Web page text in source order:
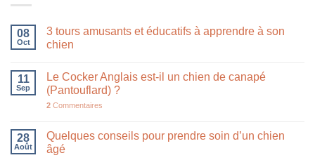
08
Oct
3 tours amusants et éducatifs à apprendre à son
chien
11
Sep
Le Cocker Anglais est-il un chien de canapé
(Pantouflard) ?
2 Commentaires
28
Août
Quelques conseils pour prendre soin d’un chien
âgé